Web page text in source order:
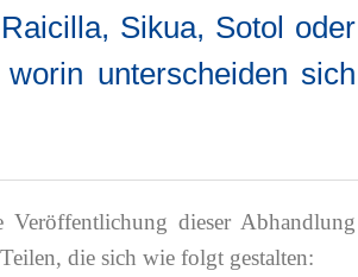
Sikua, Sotol oder
unterscheiden sich
dieser
die sich wie folgt gestalten: